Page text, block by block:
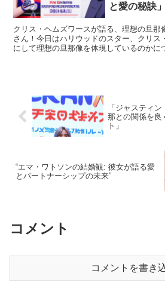
と愛の秘訣」
クリス・ヘムズワースが語る、理想の旦那
さん！今日はハリウッドのスター、クリス
にして理想の旦那像を体現しているのかに
「ジャスティ
那との関係を良
ト」
“エマ・ワトソンの結婚観: 彼女が語る愛
とパートナーシップの未来”
コメント
コメントを書き